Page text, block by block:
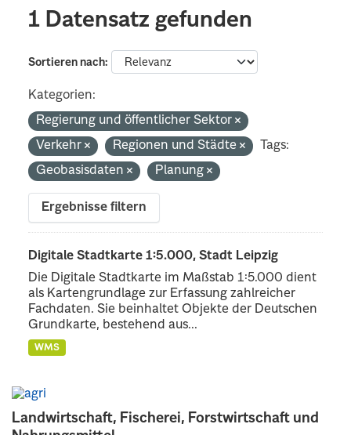
Landwirtschaft, Fischerei, Forstwirtschaft und
1 Datensatz gefunden
Sortieren nach
Kategorien:
Regierung und öffentlicher Sektor
Verkehr
Regionen und Städte
Tags:
Geobasisdaten
Planung
Ergebnisse filtern
Digitale Stadtkarte 1:5.000, Stadt Leipzig
Die Digitale Stadtkarte im Maßstab 1:5.000 dient
als Kartengrundlage zur Erfassung zahlreicher
Fachdaten. Sie beinhaltet Objekte der Deutschen
Grundkarte, bestehend aus...
WMS